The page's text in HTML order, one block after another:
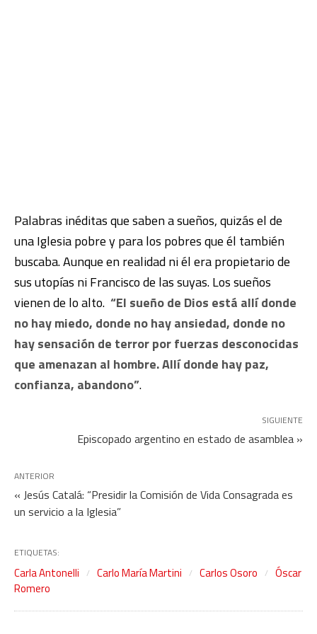
Palabras inéditas que saben a sueños, quizás el de
una Iglesia pobre y para los pobres que él también
buscaba. Aunque en realidad ni él era propietario de
sus utopías ni Francisco de las suyas. Los sueños
vienen de lo alto. “El sueño de Dios está allí donde
no hay miedo, donde no hay ansiedad, donde no
hay sensación de terror por fuerzas desconocidas
que amenazan al hombre. Allí donde hay paz,
confianza, abandono”.
SIGUIENTE
Episcopado argentino en estado de asamblea »
ANTERIOR
« Jesús Catalá: “Presidir la Comisión de Vida Consagrada es
un servicio a la Iglesia”
ETIQUETAS:
Carla Antonelli Carlo María Martini Carlos Osoro
Óscar
Romero